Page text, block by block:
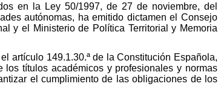
en la Ley 50/1997, de 27 de noviembre, del
autónomas, ha emitido dictamen el Consejo
y el Ministerio de Política Territorial y Memoria
artículo 149.1.30.ª de la Constitución Española,
títulos académicos y profesionales y normas
el cumplimiento de las obligaciones de los